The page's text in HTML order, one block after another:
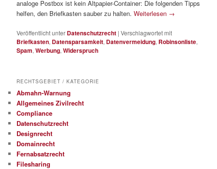
analoge Postbox ist kein Altpapier-Container: Die folgenden Tipps
helfen, den Briefkasten sauber zu halten.Weiterlesen →
Veröffentlicht unter Datenschutzrecht |Verschlagwortet mit
Briefkasten, Datensparsamkeit, Datenvermeidung, Robinsonliste,
Spam,Werbung,Widerspruch
RECHTSGEBIET / KATEGORIE
Abmahn-Warnung
Allgemeines Zivilrecht
Compliance
Datenschutzrecht
Designrecht
Domainrecht
Fernabsatzrecht
Filesharing